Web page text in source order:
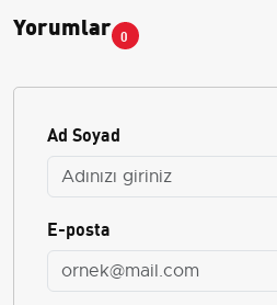
Yorumlar 0
Ad Soyad
E-posta